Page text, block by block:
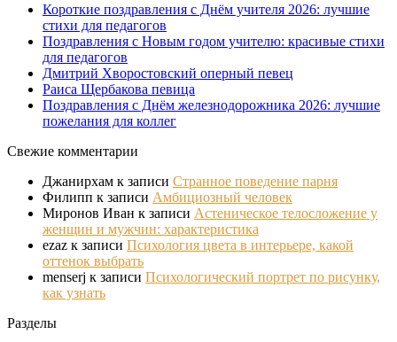
Короткие поздравления с Днём учителя 2026: лучшие
стихи для педагогов
Поздравления с Новым годом учителю: красивые стихи
для педагогов
Дмитрий Хворостовский оперный певец
Раиса Щербакова певица
Поздравления с Днём железнодорожника 2026: лучшие
пожелания для коллег
Свежие комментарии
Джанирхам к записи Странное поведение парня
Филипп к записи Амбициозный человек
Миронов Иван к записи Астеническое телосложение у
женщин и мужчин: характеристика
ezaz к записи Психология цвета в интерьере, какой
оттенок выбрать
menserj к записи Психологический портрет по рисунку,
как узнать
Разделы